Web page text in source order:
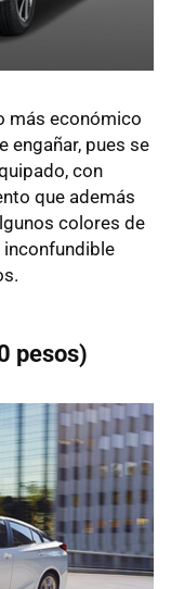
más económico
engañar, pues se
con
que además
colores de
pesos)